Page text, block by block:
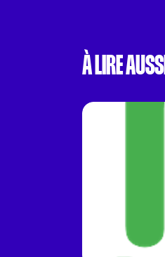
À LIRE AUSSI